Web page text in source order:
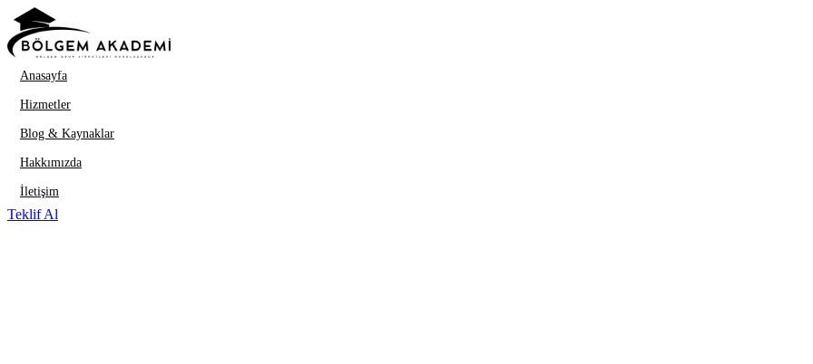
İçeriğe geç
Anasayfa
Hizmetler
Blog & Kaynaklar
Hakkımızda
İletişim
Teklif Al